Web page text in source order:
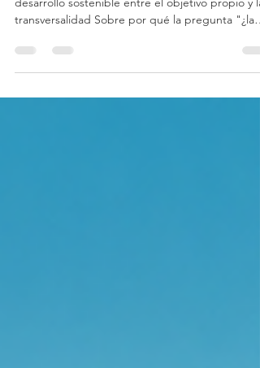
El ODS que falta (o el que sobra): cultura y
transversalidad Sobre por qué la pregunta "¿la